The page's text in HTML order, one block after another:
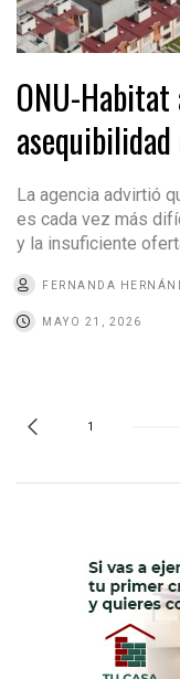
ONU-
La agencia advirtió
es cada vez más
y la insuficiente
FERNANDA
MAYO 21, 2026
1